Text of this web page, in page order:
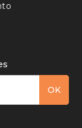
OK